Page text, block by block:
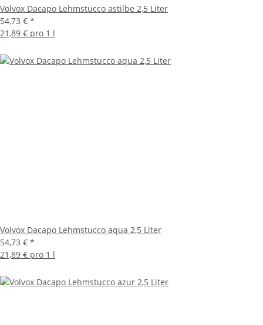
Volvox Dacapo Lehmstucco astilbe 2,5 Liter
54,73 € *
21,89 € pro 1 l
Volvox Dacapo Lehmstucco aqua 2,5 Liter
54,73 € *
21,89 € pro 1 l